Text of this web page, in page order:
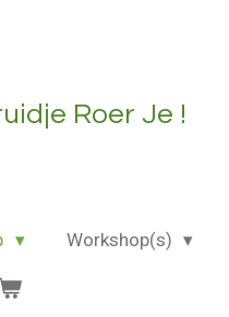
Roer Je !
Workshop(s)